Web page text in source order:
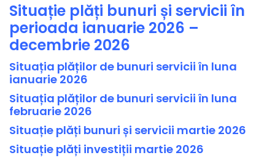
Situație plăți bunuri și servicii în
perioada ianuarie 2026 –
decembrie 2026
Situația plăților de bunuri servicii în luna
ianuarie 2026
Situația plăților de bunuri servicii în luna
februarie 2026
Situație plăți bunuri și servicii martie 2026
Situație plăți investiții martie 2026